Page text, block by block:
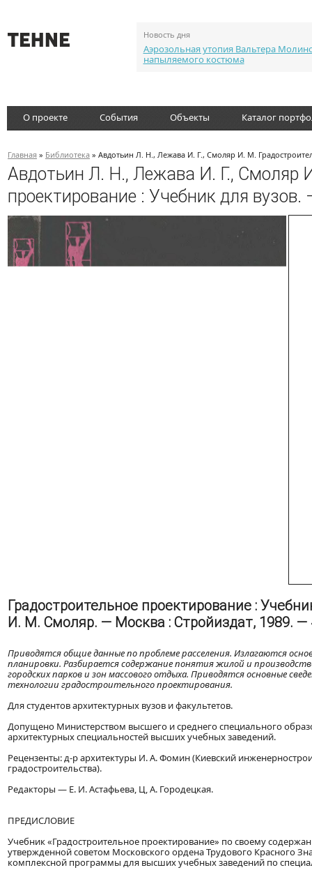
Новость дня
Аэрозольная утопия Вальтера
напыляемого костюма
О проекте События Объекты Каталог
Главная » Библиотека » Авдотьин Л. Н., Лежава И. Г., Смоляр И. М.
Авдотьин Л. Н., Лежава И. Г., Смоляр
проектирование : Учебник для
Градостроительное проектирование :
И. М. Смоляр. — Москва : Стройиздат, 1989. —
Приводятся общие данные по проблеме расселения. Излагаются
планировки. Разбирается содержание понятия жилой и
городских парков и зон массового отдыха. Приводятся основные
технологии градостроительного проектирования.
Для студентов архитектурных вузов и факультетов.
Допущено Министерством высшего и среднего специального
архитектурных специальностей высших учебных заведений.
Рецензенты: д-р архитектуры И. А. Фомин (Киевский
градостроительства).
Редакторы — Е. И. Астафьева, Ц, А. Городецкая.
ПРЕДИСЛОВИЕ
Учебник «Градостроительное проектирование» по своему
утвержденной советом Московского ордена Трудового Красного
комплексной программы для высших учебных заведений по